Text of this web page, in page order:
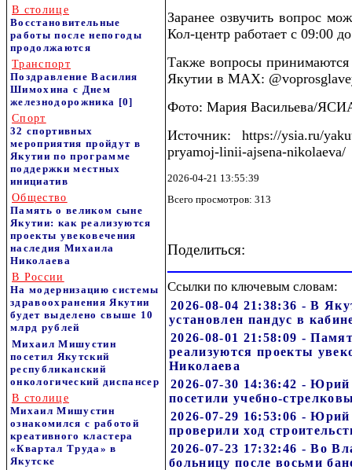
В столице
Восстановительные
работы после непогоды
продолжаются
Транспорт
Поздравление Василия
Шимохина с Днем
железнодорожника [0]
Спорт
32 спортивных
мероприятия пройдут в
Якутии по программе
поддержки местных
инициатив
Общество
Память о великом сыне
Якутии: как реализуются
проекты увековечения
наследия Михаила
Николаева
В России
На модернизацию системы
здравоохранения Якутии
будет выделено свыше 10
млрд рублей
Михаил Мишустин
посетил Якутский
республиканский
онкологический диспансер
В столице
Михаил Мишустин
ознакомился с работой
креативного кластера
«Квартал Труда» в
Якутске
Заранее озвучить вопрос
Кол-центр работает с 09:00
Также вопросы принимаются
Якутии в МАХ:
Фото: Мария Васильева/
Источник: https://ysia.ru/
pryamoj-linii-ajsena-nikolaeva/
2026-04-21 13:55:39
Всего просмотров: 313
Поделиться:
Ссылки по ключевым словам:
2026-08-04 21:38:36 - В
установлен пандус в
2026-08-01 21:58:09 -
реализуются проекты
Николаева
2026-07-30 14:36:42 -
посетили учебно-
2026-07-29 16:53:06 -
проверили ход
2026-07-23 17:32:46 - Во
больницу после восьми